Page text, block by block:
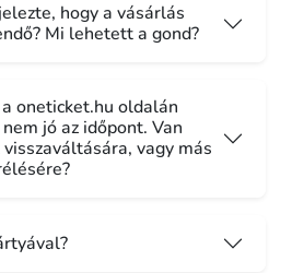
hogy a vásárlás
Mi lehetett a gond?
oneticket.hu oldalán
jó az időpont. Van
vagy más